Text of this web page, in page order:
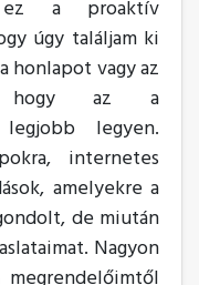
ez a proaktív
úgy találjam ki
honlapot vagy az
hogy az a
legyen.
internetes
amelyekre a
de miután
Nagyon